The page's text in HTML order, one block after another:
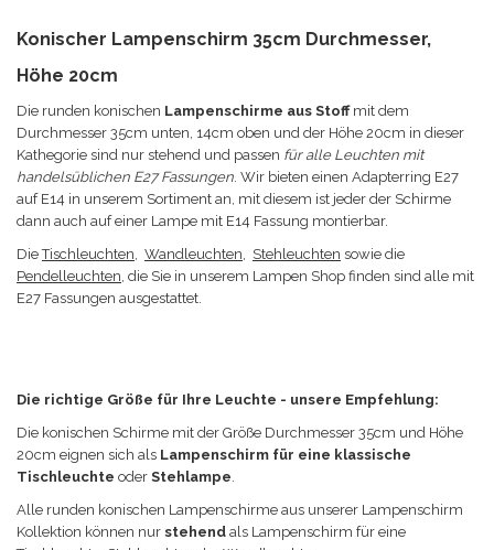
Konischer Lampenschirm 35cm Durchmesser,
Höhe 20cm
Die runden konischen Lampenschirme aus Stoffmit dem
Durchmesser 35cm unten, 14cm oben und der Höhe 20cm in dieser
Kathegorie sind nur stehend und passen für alle Leuchten mit
handelsüblichen E27 Fassungen. Wir bieten einen Adapterring E27
auf E14 in unserem Sortiment an, mit diesem ist jeder der Schirme
dann auch auf einer Lampe mit E14 Fassung montierbar.
DieTischleuchten, Wandleuchten, Stehleuchten sowie die
Pendelleuchten, die Sie in unserem Lampen Shop finden sind alle mit
E27 Fassungen ausgestattet.
Die richtige Größe für Ihre Leuchte - unsere Empfehlung:
Die konischen Schirme mit der Größe Durchmesser 35cm und Höhe
20cm eignen sich als Lampenschirm für eine klassische
Tischleuchte oder Stehlampe.
Alle runden konischen Lampenschirme aus unserer Lampenschirm
Kollektion können nur stehend als Lampenschirm für eine